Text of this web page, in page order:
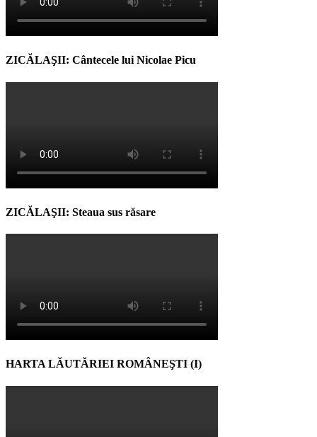
ZICĂLAŞII: Cântecele lui Nicolae Picu
ZICĂLAŞII: Steaua sus răsare
HARTA LĂUTĂRIEI ROMÂNEŞTI (I)